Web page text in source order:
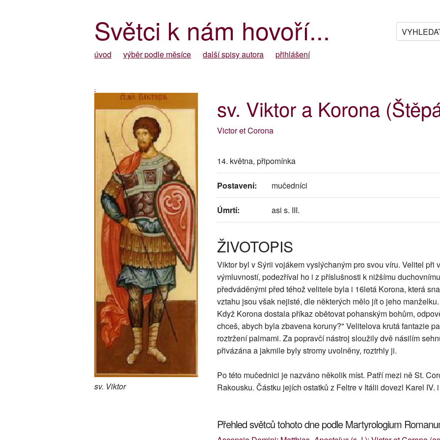
Světci k nám hovoří...
úvod výběr podle měsíce další spisy autora přihlášení
-
sv. Viktor
sv. Viktor a Korona
Victor et Corona
14. května, připomínka
Postavení: mučedníci
Úmrtí: asi s. III.
ŽIVOTOPIS
Viktor byl v Sýrii vojákem vyslýchaným pro svou víru. Velitel při
výmluvností, podezříval ho i z příslušnosti k nižšímu
předváděnými před téhož velitele byla i 16letá Korona, která
vztahu jsou však nejisté, dle některých mělo jít o jeho manželku.
Když Korona dostala příkaz obětovat pohanským bohům,
chceš, abych byla zbavena koruny?" Velitelova krutá fantazie
roztržení palmami. Za popravčí nástroj sloužily dvě násilím
přivázána a jakmile byly stromy uvolněny, roztrhly ji.
Po této mučednici je nazváno několik míst. Patří mezi ně St.
Rakousku. Částku jejích ostatků z Feltre v Itálii dovezl Karel IV.
Přehled světců tohoto dne podle Martyrologium